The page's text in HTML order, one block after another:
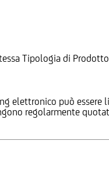
Tipologia di
elettronico può
regolarmente